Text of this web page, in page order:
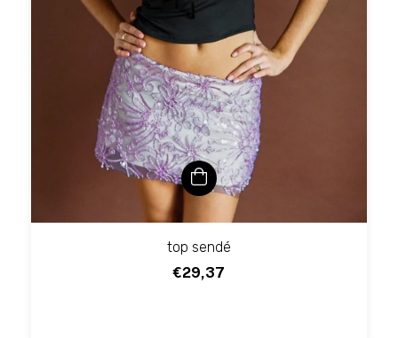
top sendé
€29,37